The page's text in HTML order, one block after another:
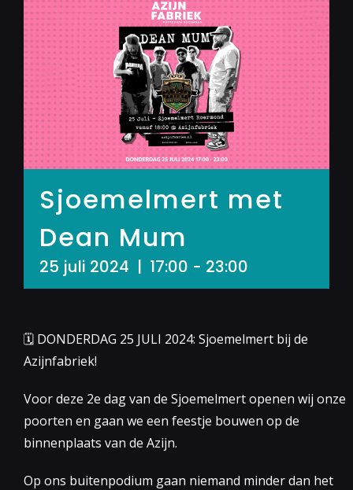
Sjoemelmert met
Dean Mum
25 juli 2024 | 17:00 - 23:00
🗓 DONDERDAG 25 JULI 2024: Sjoemelmert bij de
Azijnfabriek!
Voor deze 2e dag van de Sjoemelmert openen wij onze
poorten en gaan we een feestje bouwen op de
binnenplaats van de Azijn.
Op ons buitenpodium gaan niemand minder dan het